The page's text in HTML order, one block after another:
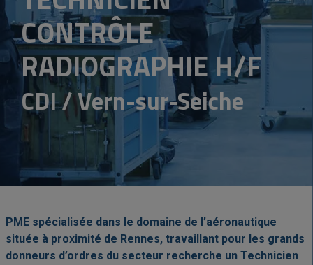
CONTRÔLE
RADIOGRAPHIE H/F
CDI Vern-sur-Seiche
PME spécialisée dans le domaine de l’aéronautique
située à proximité de Rennes, travaillant pour les grands
donneurs d’ordres du secteur recherche un Technicien